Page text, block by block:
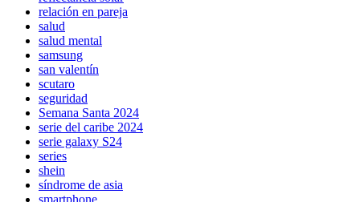
relación en pareja
salud
salud mental
samsung
san valentín
scutaro
seguridad
Semana Santa 2024
serie del caribe 2024
serie galaxy S24
series
shein
síndrome de asia